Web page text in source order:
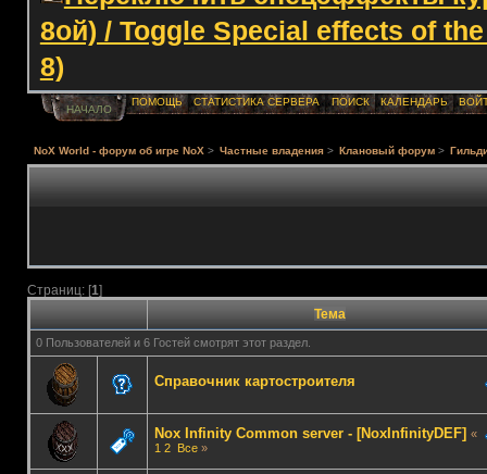
8ой) / Toggle Special effects of
8)
НАЧАЛО
ПОМОЩЬ СТАТИСТИКА СЕРВЕРА ПОИСК КАЛЕНДАРЬ
NoX World - форум об игре NoX > Частные владения > Клановый форум >
Страниц: [1]
Тема
0 Пользователей и 6 Гостей смотрят этот раздел.
Справочник картостроителя
Nox Infinity Common server - [NoxInfinityDEF] «
1 2 Все»